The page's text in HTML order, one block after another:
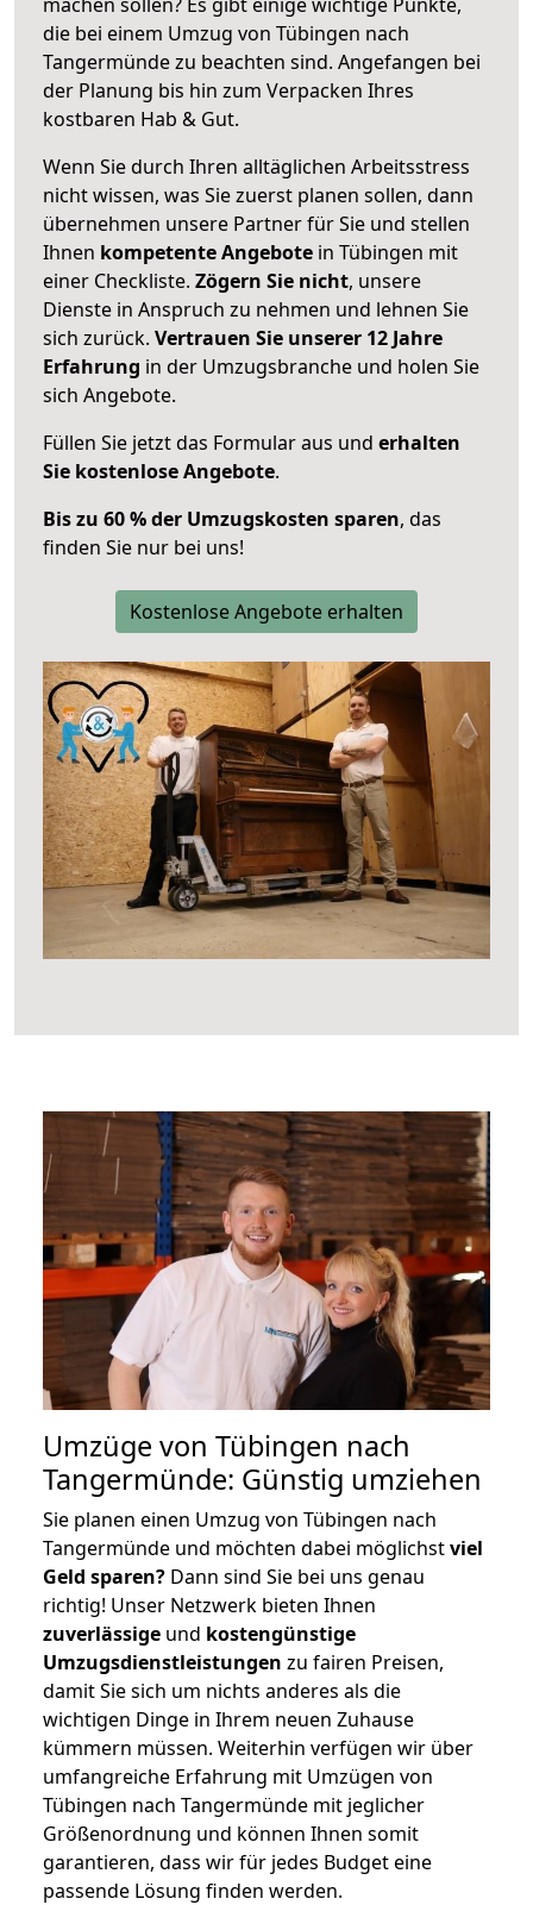
die bei einem Umzug von Tübingen nach
Tangermünde zu beachten sind. Angefangen bei
der Planung bis hin zum Verpacken Ihres
kostbaren Hab & Gut.
Wenn Sie durch Ihren alltäglichen Arbeitsstress
nicht wissen, was Sie zuerst planen sollen, dann
übernehmen unsere Partner für Sie und stellen
Ihnen kompetente Angebote in Tübingen mit
einer Checkliste. Zögern Sie nicht, unsere
Dienste in Anspruch zu nehmen und lehnen Sie
sich zurück. Vertrauen Sie unserer 12 Jahre
Erfahrung in der Umzugsbranche und holen Sie
sich Angebote.
Füllen Sie jetzt das Formular aus und erhalten
Sie kostenlose Angebote.
Bis zu 60 % der Umzugskosten sparen, das
finden Sie nur bei uns!
Kostenlose Angebote erhalten
Umzüge von Tübingen nach
Tangermünde: Günstig umziehen
Sie planen einen Umzug von Tübingen nach
Tangermünde und möchten dabei möglichstviel
Geld sparen? Dann sind Sie bei uns genau
richtig! Unser Netzwerk bieten Ihnen
zuverlässige und kostengünstige
Umzugsdienstleistungen zu fairen Preisen,
damit Sie sich um nichts anderes als die
wichtigen Dinge in Ihrem neuen Zuhause
kümmern müssen. Weiterhin verfügen wir über
umfangreiche Erfahrung mit Umzügen von
Tübingen nach Tangermünde mit jeglicher
Größenordnung und können Ihnen somit
garantieren, dass wir für jedes Budget eine
passende Lösung finden werden.